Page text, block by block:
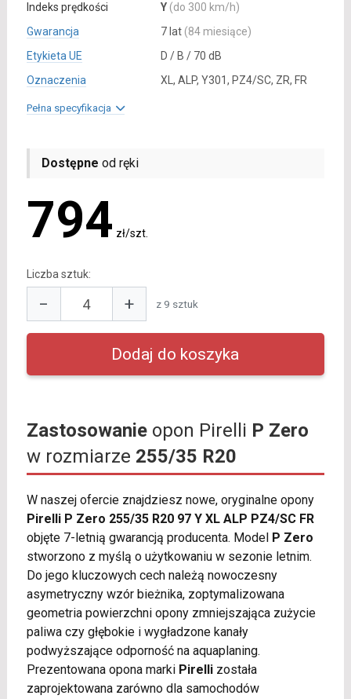
Indeks prędkości
Y (do 300 km/h)
Gwarancja
7 lat (84 miesiące)
Etykieta UE
D / B / 70 dB
Oznaczenia
XL, ALP, Y301, PZ4/SC, ZR, FR
Pełna specyfikacja
Dostępne od ręki
794 zł/szt.
Liczba sztuk:
− + z 9 sztuk
Zastosowanieopon Pirelli P Zero
w rozmiarze 255/35 R20
W naszej ofercie znajdziesz nowe, oryginalne opony
Pirelli P Zero 255/35 R20 97 Y XL ALP PZ4/SC FR
objęte 7-letnią gwarancją producenta. Model P Zero
stworzono z myślą o użytkowaniu w sezonie letnim.
Do jego kluczowych cech należą nowoczesny
asymetryczny wzór bieżnika, zoptymalizowana
geometria powierzchni opony zmniejszająca zużycie
paliwa czy głębokie i wygładzone kanały
podwyższające odporność na aquaplaning.
Prezentowana opona marki Pirellizostała
zaprojektowana zarówno dla samochodów